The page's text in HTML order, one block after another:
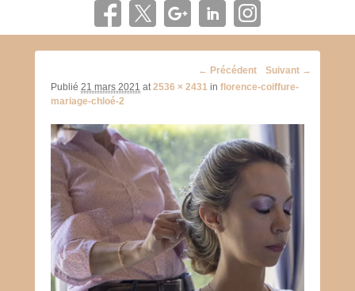
Navigation
d'image
← Précédent
Suivant →
Publié 21 mars 2021 at2536 × 2431 in florence-coiffure-
mariage-chloé-2